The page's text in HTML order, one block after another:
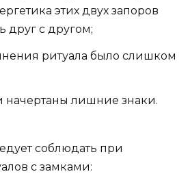
этих двух запоров
друг с другом;
ритуала было слишком
начертаны лишние знаки.
соблюдать при
с замками: